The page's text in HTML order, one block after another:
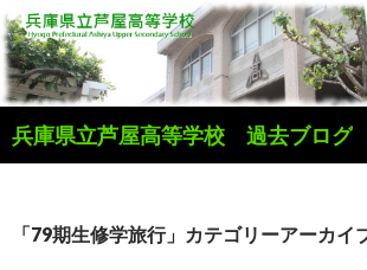
兵庫県立芦屋高等学校 過去ブログ
索
ン「79期生修学旅行」カテゴリーアーカイ